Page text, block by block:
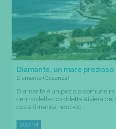
Diamante, un mare prezioso
Diamante (Cosenza)
Diamante è un piccolo comune in
centro della cosiddetta Riviera dei
costa tirrenica nord-oc...
SCOPRI